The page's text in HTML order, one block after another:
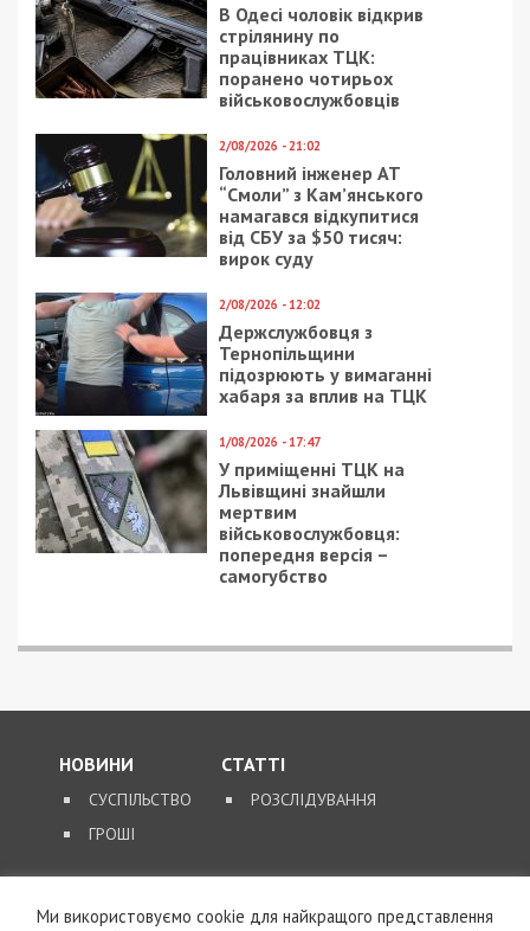
В Одесі чоловік відкрив
стрілянину по
працівниках ТЦК:
поранено чотирьох
військовослужбовців
2/08/2026 - 21:02
Головний інженер АТ
“Смоли” з Кам’янського
намагався відкупитися
від СБУ за $50 тисяч:
вирок суду
2/08/2026 - 12:02
Держслужбовця з
Тернопільщини
підозрюють у вимаганні
хабаря за вплив на ТЦК
1/08/2026 - 17:47
У приміщенні ТЦК на
Львівщині знайшли
мертвим
військовослужбовця:
попередня версія –
самогубство
НОВИНИ
СУСПІЛЬСТВО
ГРОШІ
СТАТТІ
РОЗСЛІДУВАННЯ
Ми використовуємо cookie для найкращого представлення